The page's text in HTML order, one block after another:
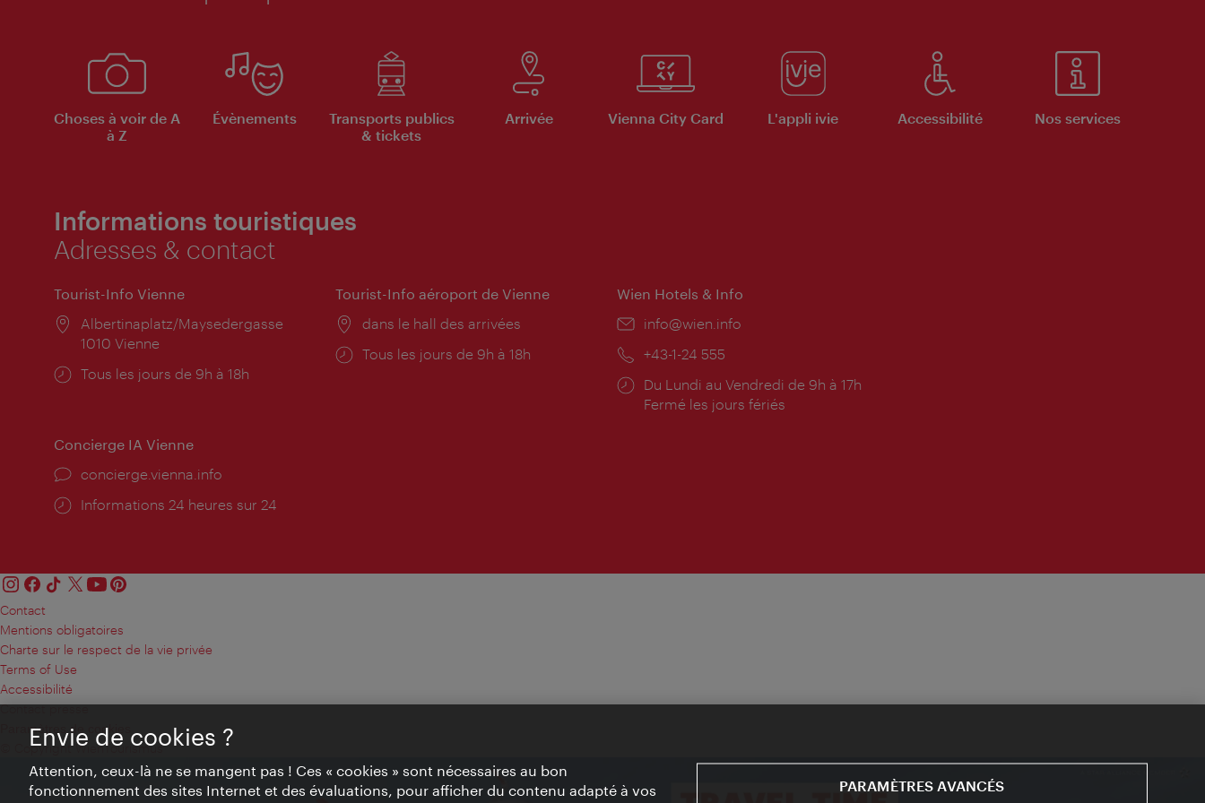
Choses à voir de A
à Z
Évènements
Transports publics
& tickets
Arrivée Vienna City Card L'appli ivie Accessibilité Nos services
Informations touristiques
Adresses & contact
Tourist-Info Vienne
Lieu:
Albertinaplatz/Maysedergasse
1010 Vienne
Horaires
Tous les jours de 9h à 18h
Tourist-Info aéroport de Vienne
Lieu:
dans le hall des arrivées
Horaires
Tous les jours de 9h à 18h
Wien Hotels & Info
E-
info@wien.info
Téléphone:
+43-1-24 555
Horaires
d'ouverture:
Du Lundi au Vendredi de 9h à 17h
Fermé les jours fériés
Concierge IA Vienne
Ort:
concierge.vienna.info
Öffnungszeiten:
Informations 24 heures sur 24
Contact
Mentions obligatoires
Charte sur le respect de la vie privée
Terms of Use
Accessibilité
Contact presse
Paramètres de cookies
© Copyright WienTourismus
Envie de cookies ?
Attention, ceux-là ne se mangent pas ! Ces « cookies » sont nécessaires au bon
fonctionnement des sites Internet et des évaluations, pour afficher du contenu adapté à vos
PARAMÈTRES AVANCÉS